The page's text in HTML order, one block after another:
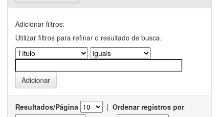
Adicionar filtros:
Utilizar filtros para refinar o resultado de busca.
Resultados/Página | Ordenar registros por